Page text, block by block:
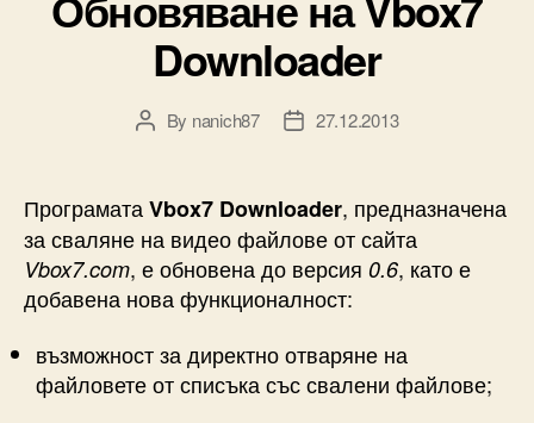
Downloader
PostBy nanich87
Post27.12.2013
ПрограматаVbox7 Downloader, предназначена
за сваляне на видео файлове от сайта
Vbox7.com, е обновена до версия 0.6, като е
добавена нова функционалност:
възможност за директно отваряне на
файловете от списъка със свалени файлове;